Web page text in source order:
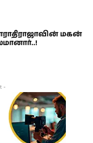
மகன்
-